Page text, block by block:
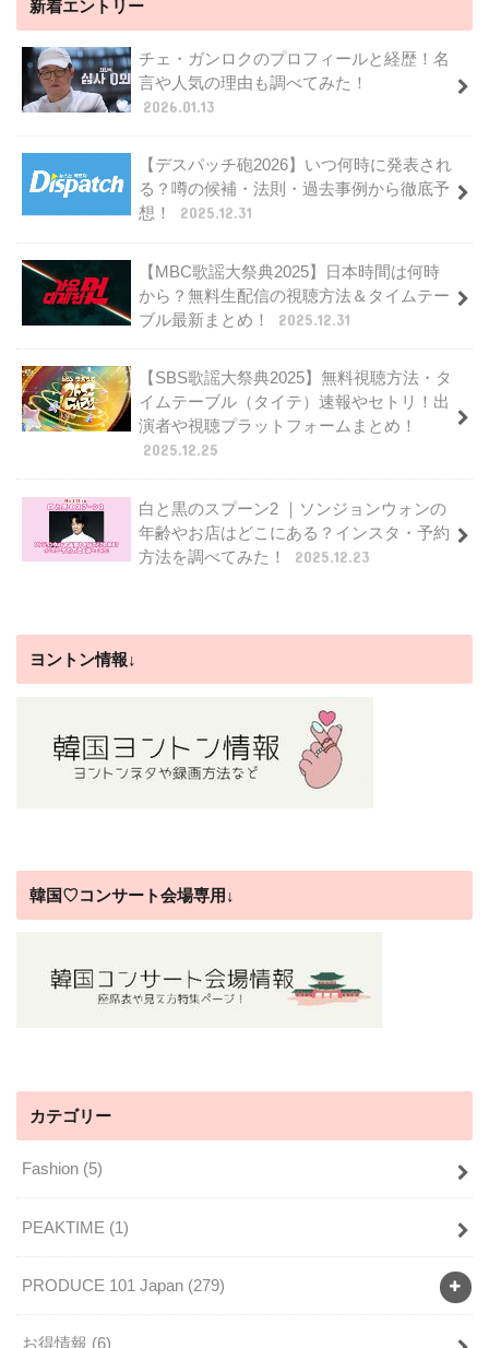
新着エントリー
チェ・ガンロクのプロフィールと経歴！名
言や人気の理由も調べてみた！
2026.01.13
【デスパッチ砲2026】いつ何時に発表され
る？噂の候補・法則・過去事例から徹底予
想！
2025.12.31
【MBC歌謡大祭典2025】日本時間は何時
から？無料生配信の視聴方法＆タイムテー
ブル最新まとめ！
2025.12.31
【SBS歌謡大祭典2025】無料視聴方法・タ
イムテーブル（タイテ）速報やセトリ！出
演者や視聴プラットフォームまとめ！
2025.12.25
白と黒のスプーン2 ｜ソンジョンウォンの
年齢やお店はどこにある？インスタ・予約
方法を調べてみた！
2025.12.23
ヨントン情報↓
韓国♡コンサート会場専用↓
カテゴリー
Fashion (5)
PEAKTIME (1)
PRODUCE 101 Japan (279)
お得情報 (6)